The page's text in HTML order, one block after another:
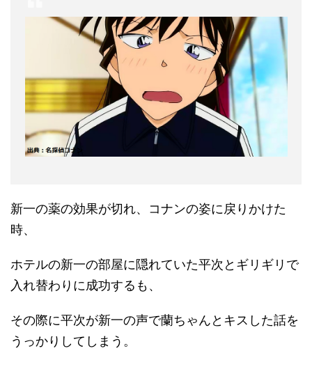
新一の薬の効果が切れ、コナンの姿に戻りかけた
時、
ホテルの新一の部屋に隠れていた平次とギリギリで
入れ替わりに成功するも、
その際に平次が新一の声で蘭ちゃんとキスした話を
うっかりしてしまう。